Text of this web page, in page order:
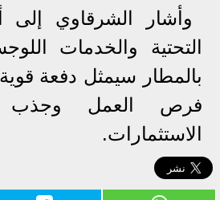
وأشار الشرقاوي إلى
التحتية والخدمات
بالمطار سيمثل دفعة قوية
فرص العمل وجذب
الاستثمارات.